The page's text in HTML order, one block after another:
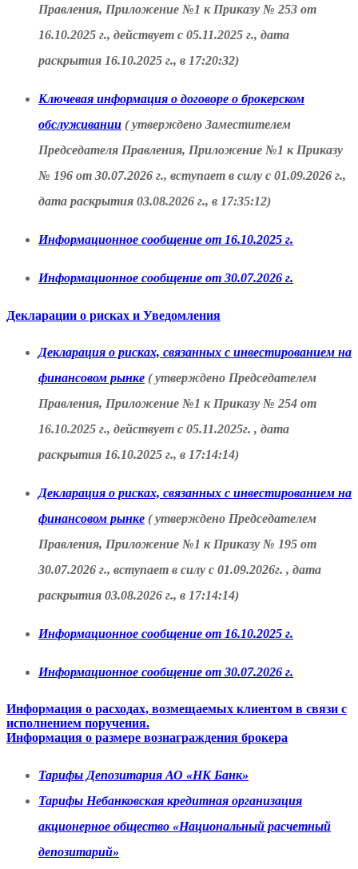
Правления, Приложение №1 к Приказу № 253 от
16.10.2025 г., действует с 05.11.2025 г., дата
раскрытия 16.10.2025 г., в 17:20:32)
Ключевая информация о договоре о брокерском
обслуживании ( утверждено Заместителем
Председателя Правления, Приложение №1 к Приказу
№ 196 от 30.07.2026 г., вступает в силу с 01.09.2026 г.,
дата раскрытия 03.08.2026 г., в 17:35:12)
Информационное сообщение от 16.10.2025 г.
Информационное сообщение от 30.07.2026 г.
Декларации о рисках и Уведомления
Декларация о рисках, связанных с инвестированием на
финансовом рынке ( утверждено Председателем
Правления, Приложение №1 к Приказу № 254 от
16.10.2025 г., действует с 05.11.2025г. , дата
раскрытия 16.10.2025 г., в 17:14:14)
Декларация о рисках, связанных с инвестированием на
финансовом рынке ( утверждено Председателем
Правления, Приложение №1 к Приказу № 195 от
30.07.2026 г., вступает в силу с 01.09.2026г. , дата
раскрытия 03.08.2026 г., в 17:14:14)
Информационное сообщение от 16.10.2025 г.
Информационное сообщение от 30.07.2026 г.
Информация о расходах, возмещаемых клиентом в связи с
исполнением поручения.
Информация о размере вознаграждения брокера
Тарифы Депозитария АО «НК Банк»
Тарифы Небанковская кредитная организация
акционерное общество «Национальный расчетный
депозитарий»